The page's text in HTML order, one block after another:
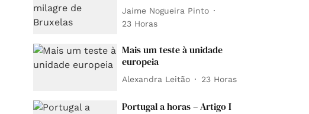
Jaime Nogueira Pinto
23 Horas
Mais um teste à unidade
europeia
Alexandra Leitão 23 Horas
Portugal a horas – Artigo I